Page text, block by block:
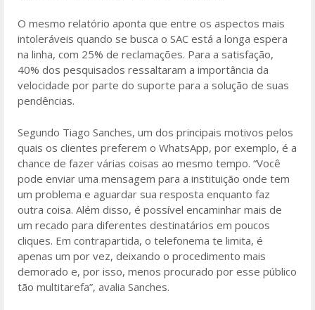
O mesmo relatório aponta que entre os aspectos mais
intoleráveis quando se busca o SAC está a longa espera
na linha, com 25% de reclamações. Para a satisfação,
40% dos pesquisados ressaltaram a importância da
velocidade por parte do suporte para a solução de suas
pendências.
Segundo Tiago Sanches, um dos principais motivos pelos
quais os clientes preferem o WhatsApp, por exemplo, é a
chance de fazer várias coisas ao mesmo tempo. “Você
pode enviar uma mensagem para a instituição onde tem
um problema e aguardar sua resposta enquanto faz
outra coisa. Além disso, é possível encaminhar mais de
um recado para diferentes destinatários em poucos
cliques. Em contrapartida, o telefonema te limita, é
apenas um por vez, deixando o procedimento mais
demorado e, por isso, menos procurado por esse público
tão multitarefa”, avalia Sanches.